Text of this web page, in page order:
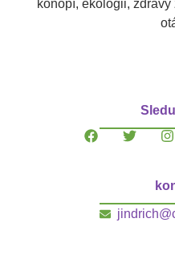
konopí, ekologii,